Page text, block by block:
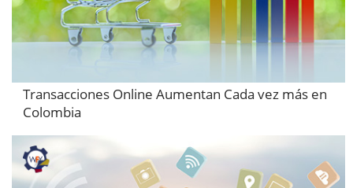
Transacciones Online Aumentan Cada vez más en
Colombia